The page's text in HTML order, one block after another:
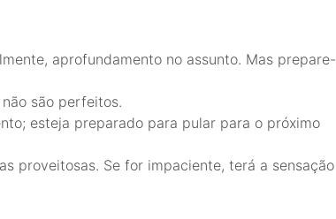
aprofundamento no assunto. Mas prepare-
são perfeitos.
esteja preparado para pular para o próximo
proveitosas. Se for impaciente, terá a sensação